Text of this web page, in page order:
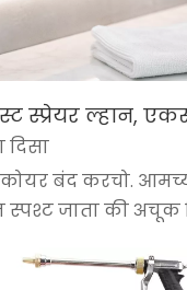
दिसा
बंद करचो.
स्पश्ट जाता की अचूक